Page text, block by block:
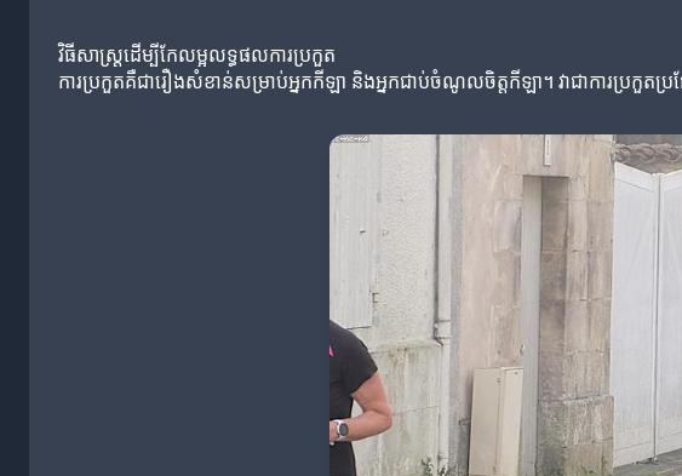
វិធីសាស្ត្រដើម្បីកែលម្អលទ្ធផលការប្រកួត
ការប្រកួតគឺជារឿងសំខាន់សម្រាប់អ្នកកីឡា និងអ្នកជាប់ចំណូលចិត្តកីឡា។ វាជាការប្រកួត